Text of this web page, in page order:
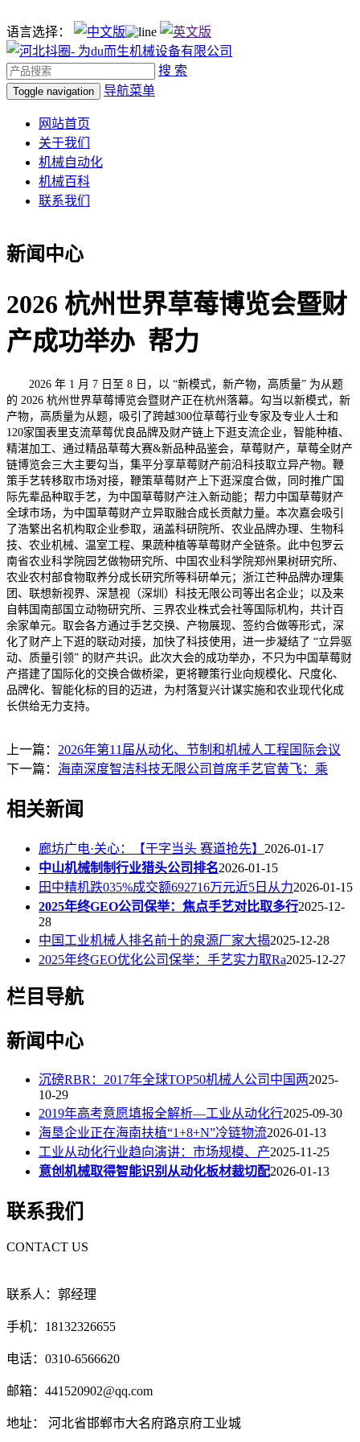
语言选择：
搜 索
Toggle navigation 导航菜单
网站首页
关于我们
机械自动化
机械百科
联系我们
新闻中心
2026 杭州世界草莓博览会暨财
产成功举办 帮力
2026 年 1 月 7 日至 8 日，以 “新模式，新产物，高质量” 为从题
的 2026 杭州世界草莓博览会暨财产正在杭州落幕。勾当以新模式，新
产物，高质量为从题，吸引了跨越300位草莓行业专家及专业人士和
120家国表里支流草莓优良品牌及财产链上下逛支流企业，智能种植、
精湛加工、通过精品草莓大赛&新品种品鉴会，草莓财产，草莓全财产
链博览会三大主要勾当，集平分享草莓财产前沿科技取立异产物。鞭
策手艺转移取市场对接，鞭策草莓财产上下逛深度合做，同时推广国
际先辈品种取手艺，为中国草莓财产注入新动能；帮力中国草莓财产
全球市场，为中国草莓财产立异取融合成长贡献力量。本次嘉会吸引
了浩繁出名机构取企业参取，涵盖科研院所、农业品牌办理、生物科
技、农业机械、温室工程、果蔬种植等草莓财产全链条。此中包罗云
南省农业科学院园艺做物研究所、中国农业科学院郑州果树研究所、
农业农村部食物取养分成长研究所等科研单元；浙江芒种品牌办理集
团、联想新视界、深慧视（深圳）科技无限公司等出名企业；以及来
自韩国南部国立动物研究所、三界农业株式会社等国际机构，共计百
余家单元。取会各方通过手艺交换、产物展现、签约合做等形式，深
化了财产上下逛的联动对接，加快了科技使用，进一步凝结了 “立异驱
动、质量引领” 的财产共识。此次大会的成功举办，不只为中国草莓财
产搭建了国际化的交换合做桥梁，更将鞭策行业向规模化、尺度化、
品牌化、智能化标的目的迈进，为村落复兴计谋实施和农业现代化成
长供给无力支持。
上一篇： 2026年第11届从动化、节制和机械人工程国际会议
下一篇： 海南深度智洁科技无限公司首席手艺官黄飞：乘
相关新闻
廊坊广电·关心：【干字当头 赛道抢先】 2026-01-17
中山机械制制行业猎头公司排名2026-01-15
田中精机跌035%成交额692716万元近5日从力2026-01-15
2025年终GEO公司保举：焦点手艺对比取多行2025-12-
28
中国工业机械人排名前十的泉源厂家大揭2025-12-28
2025年终GEO优化公司保举：手艺实力取Ra2025-12-27
栏目导航
新闻中心
沉磅RBR：2017年全球TOP50机械人公司中国两2025-
10-29
2019年高考意愿填报全解析—工业从动化行2025-09-30
海垦企业正在海南扶植“1+8+N”冷链物流2026-01-13
工业从动化行业趋向演讲：市场规模、产2025-11-25
意创机械取得智能识别从动化板材裁切配2026-01-13
联系我们
CONTACT US
联系人：郭经理
手机：18132326655
电话：0310-6566620
邮箱：441520902@qq.com
地址： 河北省邯郸市大名府路京府工业城